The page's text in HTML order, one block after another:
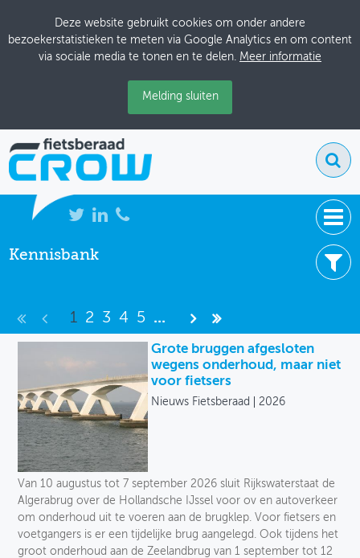
Deze website gebruikt cookies om onder andere
bezoekerstatistieken te meten via Google Analytics en om content
via sociale media te tonen en te delen. Meer informatie
Melding sluiten
NIEUWS
KENNISBANK
OVER FIETSBERAAD
THEMASITES
MIJN PROFIEL
GEBRUIKER
Kennisbank
Uitgever
Taal
Jaar
1 2 3 4 5 ...
Grote bruggen afgesloten
wegens onderhoud, maar niet
voor fietsers
Nieuws Fietsberaad 2026
Van 10 augustus tot 7 september 2026 sluit Rijkswaterstaat de
Algerabrug over de Hollandsche IJssel voor ov en autoverkeer
om onderhoud uit te voeren aan de brugklep. Voor fietsers en
voetgangers is er een tijdelijke brug aangelegd. Ook tijdens het
groot onderhoud aan de Zeelandbrug van 1 september tot 12